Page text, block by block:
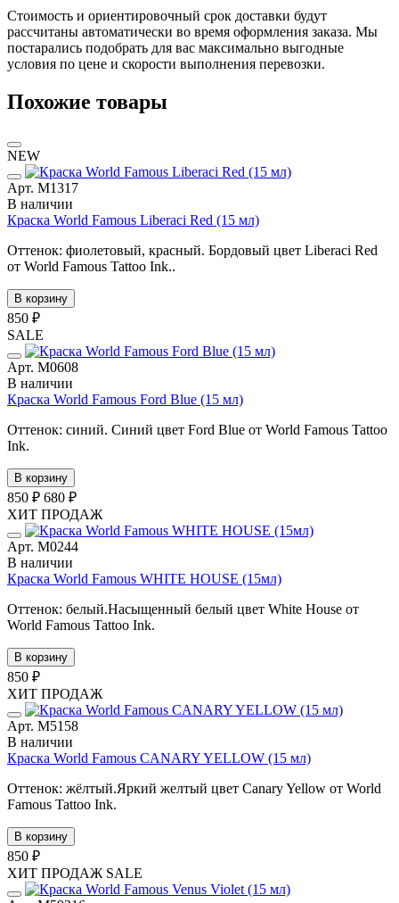
Стоимость и ориентировочный срок доставки будут
рассчитаны автоматически во время оформления заказа. Мы
постарались подобрать для вас максимально выгодные
условия по цене и скорости выполнения перевозки.
Похожие товары
NEW
Арт. М1317
В наличии
Краска World Famous Liberaci Red (15 мл)
Оттенок: фиолетовый, красный. Бордовый цвет Liberaci Red
от World Famous Tattoo Ink..
В корзину
850 ₽
SALE
Арт. М0608
В наличии
Краска World Famous Ford Blue (15 мл)
Оттенок: синий. Синий цвет Ford Blue от World Famous Tattoo
Ink.
В корзину
850 ₽ 680 ₽
ХИТ ПРОДАЖ
Арт. М0244
В наличии
Краска World Famous WHITE HOUSE (15мл)
Оттенок: белый.Насыщенный белый цвет White House от
World Famous Tattoo Ink.
В корзину
850 ₽
ХИТ ПРОДАЖ
Арт. М5158
В наличии
Краска World Famous CANARY YELLOW (15 мл)
Оттенок: жёлтый.Яркий желтый цвет Canary Yellow от World
Famous Tattoo Ink.
В корзину
850 ₽
ХИТ ПРОДАЖ SALE